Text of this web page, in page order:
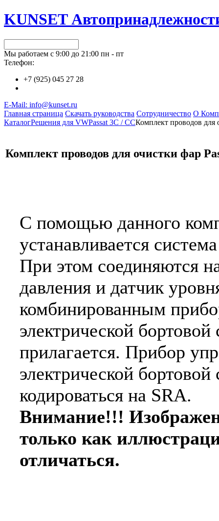
KUNSET
Мы работаем с 9:00 до 21:00 пн - пт
Телефон:
+7 (925) 045 27 28
E-Mail: info@kunset.ru
Главная страница Скачать руководства Сотрудничество О
КаталогРешения для VWPassat 3C / ССКомплект проводов для
Комплект проводов для очистки фар
С помощью данного
устанавливается
При этом соединяются
давления и датчик
комбинированным
электрической
прилагается. Прибор
электрической
кодироваться на SRA.
Внимание!!!
только как
отличаться.